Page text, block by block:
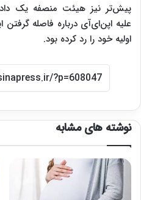
پیش‌تر نیز هیئت منصفه یک
علیه اپن‌ای‌آی درباره فاصله
اولیه خود را رد کرده بود.
نوشته های مشابه